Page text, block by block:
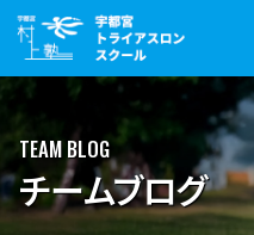
TEAM BLOG
チームブログ